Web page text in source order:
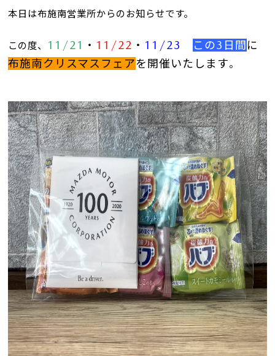
本日は布施南営業所からのお知らせです。
この度、 11/21 ・ 11/22 ・ 11/23 この3日間 に
布施南クリスマスフェアを開催いたします。